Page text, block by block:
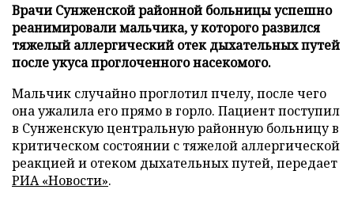
Врачи Сунженской районной больницы успешно
реанимировали мальчика, у которого развился
тяжелый аллергический отек дыхательных путей
после укуса проглоченного насекомого.
Мальчик случайно проглотил пчелу, после чего
она ужалила его прямо в горло. Пациент поступил
в Сунженскую центральную районную больницу в
критическом состоянии с тяжелой аллергической
реакцией и отеком дыхательных путей, передает
РИА «Новости».